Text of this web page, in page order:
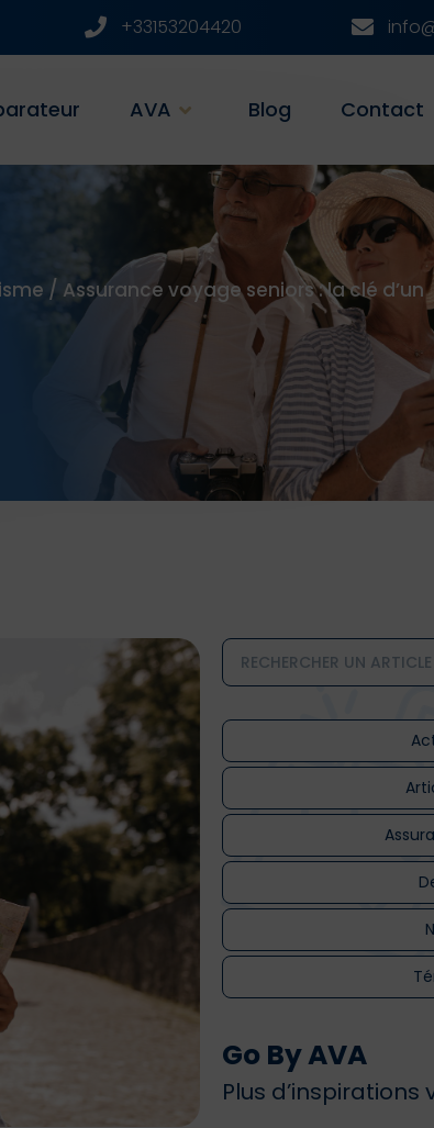
+33153204420
AVA Blog Contact
/ Assurance voyage seniors : la clé d’un
Go By AVA
Plus d’inspirations